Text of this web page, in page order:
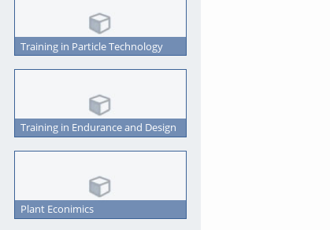
Training in Particle Technology
Training in Endurance and Design
Plant Econimics